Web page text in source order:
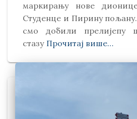
маркирању нове
Студенце и Пирину
смо добили прелијепу
стазу Прочитај више…